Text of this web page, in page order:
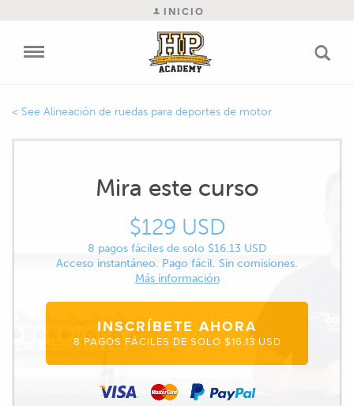
INICIO
Alineación de ruedas para deportes de motor
Mira este curso
$129 USD
8 pagos fáciles de solo $16.13 USD
Acceso instantáneo. Pago fácil. Sin comisiones.
Más información
INSCRÍBETE AHORA
8 PAGOS FÁCILES DE SOLO $16.13 USD